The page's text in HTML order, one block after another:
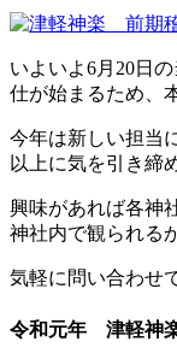
いよいよ6月20日
仕が始まるため、
今年は新しい担当
以上に気を引き締
興味があれば各神
神社内で観られる
気軽に問い合わせ
令和元年 津軽神